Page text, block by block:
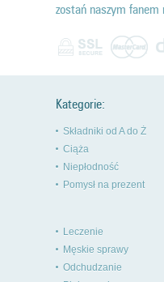
zostań naszym fanem
Kategorie:
Składniki od A do Ż
Ciąża
Niepłodność
Pomysł na prezent
Leczenie
Męskie sprawy
Odchudzanie